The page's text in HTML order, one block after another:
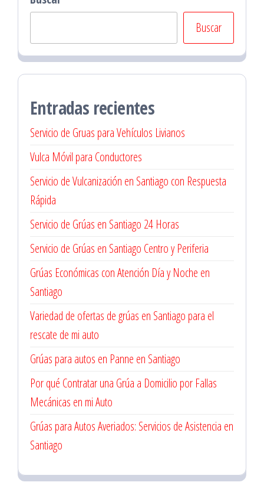
Buscar
Entradas recientes
Servicio de Gruas para Vehículos Livianos
Vulca Móvil para Conductores
Servicio de Vulcanización en Santiago con Respuesta
Rápida
Servicio de Grúas en Santiago 24 Horas
Servicio de Grúas en Santiago Centro y Periferia
Grúas Económicas con Atención Día y Noche en
Santiago
Variedad de ofertas de grúas en Santiago para el
rescate de mi auto
Grúas para autos en Panne en Santiago
Por qué Contratar una Grúa a Domicilio por Fallas
Mecánicas en mi Auto
Grúas para Autos Averiados: Servicios de Asistencia en
Santiago